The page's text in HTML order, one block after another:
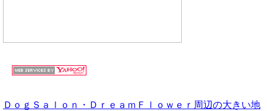
ＤｏｇＳａｌｏｎ・ＤｒｅａｍＦｌｏｗｅｒ周辺の大きい地